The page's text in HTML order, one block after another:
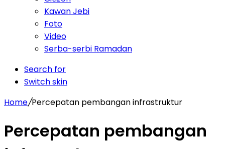
Kawan Jebi
Foto
Video
Serba-serbi Ramadan
Search for
Switch skin
Home/Percepatan pembangan infrastruktur
Percepatan pembangan